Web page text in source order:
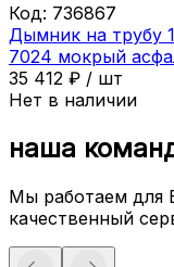
Код: 736867
Дымник на трубу
7024 мокрый
35 412 ₽ / шт
Нет в наличии
наша
Мы работаем для
качественный